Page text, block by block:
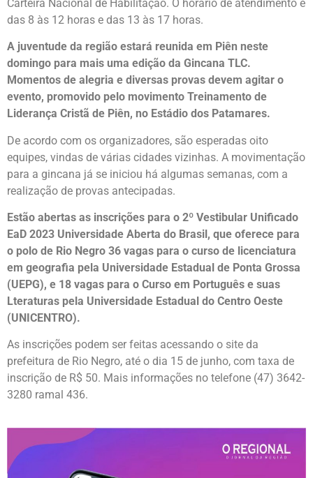
Carteira Nacional de Habilitação. O horário de atendimento é
das 8 às 12 horas e das 13 às 17 horas.
A juventude da região estará reunida em Piên neste
domingo para mais uma edição da Gincana TLC.
Momentos de alegria e diversas provas devem agitar o
evento, promovido pelo movimento Treinamento de
Liderança Cristã de Piên, no Estádio dos Patamares.
De acordo com os organizadores, são esperadas oito
equipes, vindas de várias cidades vizinhas. A movimentação
para a gincana já se iniciou há algumas semanas, com a
realização de provas antecipadas.
Estão abertas as inscrições para o 2º Vestibular Unificado
EaD 2023 Universidade Aberta do Brasil, que oferece para
o polo de Rio Negro 36 vagas para o curso de licenciatura
em geografia pela Universidade Estadual de Ponta Grossa
(UEPG), e 18 vagas para o Curso em Português e suas
Lteraturas pela Universidade Estadual do Centro Oeste
(UNICENTRO).
As inscrições podem ser feitas acessando o site da
prefeitura de Rio Negro, até o dia 15 de junho, com taxa de
inscrição de R$ 50. Mais informações no telefone (47) 3642-
3280 ramal 436.